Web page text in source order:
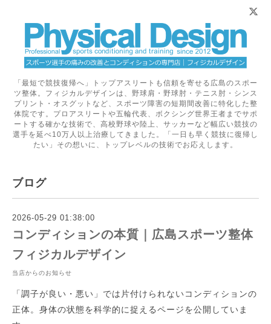
「最短で競技復帰へ」トップアスリートも信頼を寄せる広島のスポー
ツ整体。フィジカルデザインは、野球肩・野球肘・テニス肘・シンス
プリント・オスグットなど、スポーツ障害の短期間改善に特化した整
体院です。プロアスリートや五輪代表、ボクシング世界王者までサポ
ートする確かな技術で、高校野球や陸上、サッカーなど幅広い競技の
選手を延べ10万人以上治療してきました。「一日も早く競技に復帰し
たい」その想いに、トップレベルの技術でお応えします。
ブログ
2026-05-29 01:38:00
コンディションの本質｜広島スポーツ整体
フィジカルデザイン
当店からのお知らせ
「調子が良い・悪い」では片付けられないコンディションの
正体。身体の状態を科学的に捉えるページを公開していま